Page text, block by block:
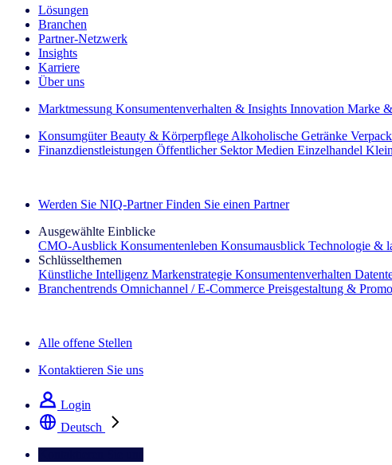
Lösungen
Branchen
Partner-Netzwerk
Insights
Karriere
Über uns
Marktmessung Konsumentenverhalten & Insights Innovation Marke
Konsumgüter Beauty & Körperpflege Alkoholische Getränke
Finanzdienstleistungen Öffentlicher Sektor Medien Einzelhandel
Werden Sie NIQ-Partner Finden Sie einen Partner
Ausgewählte Einblicke
CMO‑Ausblick Konsumentenleben Konsumausblick Technologie &
Schlüsselthemen
Künstliche Intelligenz Markenstrategie Konsumentenverhalten
Branchentrends Omnichannel / E‑Commerce Preisgestaltung &
Alle offene Stellen
Kontaktieren Sie uns
Login
Deutsch